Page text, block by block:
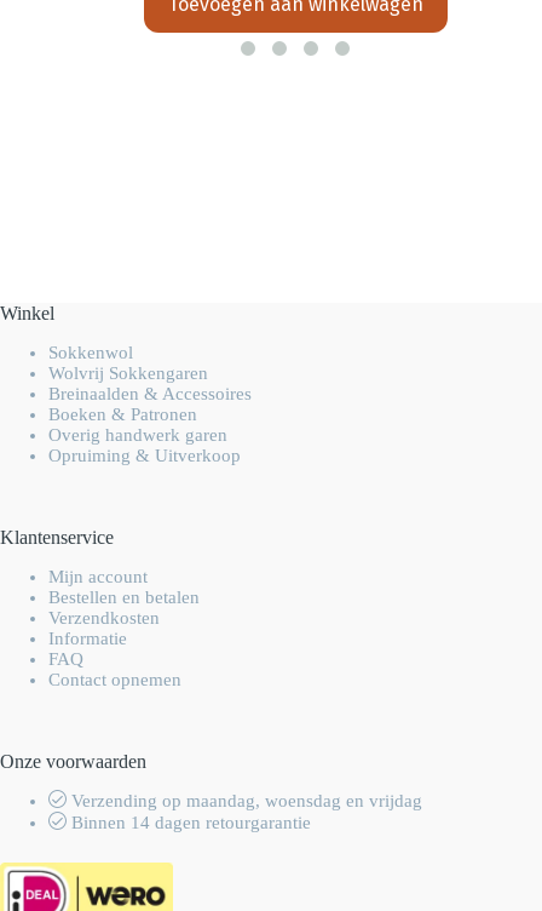
Winkel
Sokkenwol
Wolvrij Sokkengaren
Breinaalden & Accessoires
Boeken & Patronen
Overig handwerk garen
Opruiming & Uitverkoop
Klantenservice
Mijn account
Bestellen en betalen
Verzendkosten
Informatie
FAQ
Contact opnemen
Onze voorwaarden
Verzending op maandag, woensdag en vrijdag
Binnen 14 dagen retourgarantie